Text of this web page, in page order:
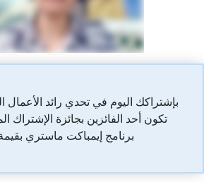
بإشتراكك اليوم في تحدي رائد الأعمال
تكون أحد الفائزين بجائزة الإشتراك
برنامج إيمباكت ماستري بقيمة